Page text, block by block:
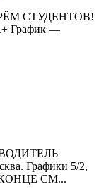
СТУДЕНТОВ!
График —
ВОДИТЕЛЬ
Графики 5/2,
СМ...